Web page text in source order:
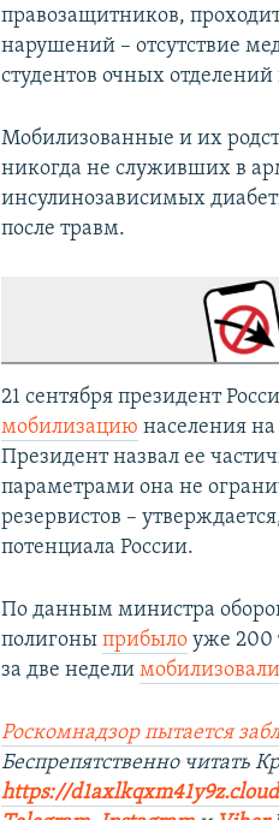
правозащитников,
нарушений – отсутствие
студентов очных
Мобилизованные и их
никогда не служивших в
инсулинозависимых
после травм.
21 сентября президент
мобилизацию населения
Президент назвал ее
параметрами она не
резервистов –
потенциала России.
По данным министра
полигоныприбыло уже 200
за две неделимобилизовали
Роскомнадзор пытается
Беспрепятственно читать
https://